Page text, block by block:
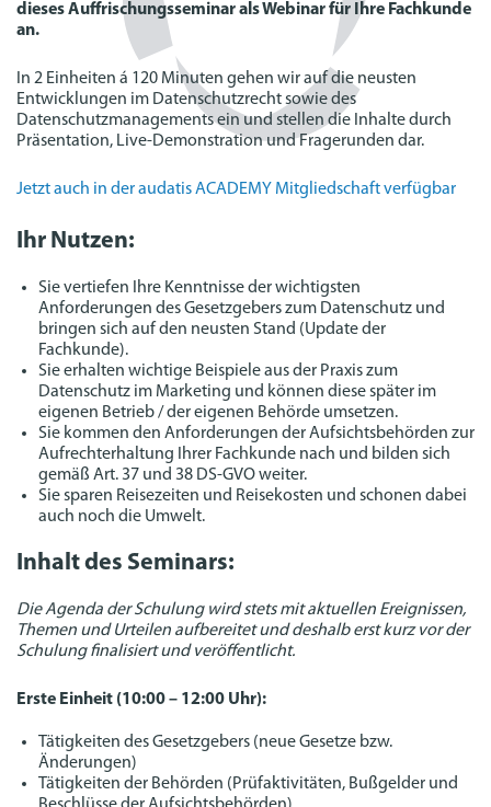
dieses Auffrischungsseminar als Webinar für Ihre Fachkunde
an.
In 2 Einheiten á 120 Minuten gehen wir auf die neusten
Entwicklungen im Datenschutzrecht sowie des
Datenschutzmanagements ein und stellen die Inhalte durch
Präsentation, Live-Demonstration und Fragerunden dar.
Jetzt auch in der audatis ACADEMY Mitgliedschaft verfügbar
Ihr Nutzen:
Sie vertiefen Ihre Kenntnisse der wichtigsten
Anforderungen des Gesetzgebers zum Datenschutz und
bringen sich auf den neusten Stand (Update der
Fachkunde).
Sie erhalten wichtige Beispiele aus der Praxis zum
Datenschutz im Marketing und können diese später im
eigenen Betrieb / der eigenen Behörde umsetzen.
Sie kommen den Anforderungen der Aufsichtsbehörden zur
Aufrechterhaltung Ihrer Fachkunde nach und bilden sich
gemäß Art. 37 und 38 DS-GVO weiter.
Sie sparen Reisezeiten und Reisekosten und schonen dabei
auch noch die Umwelt.
Inhalt des Seminars:
Die Agenda der Schulung wird stets mit aktuellen Ereignissen,
Themen und Urteilen aufbereitet und deshalb erst kurz vor der
Schulung finalisiert und veröffentlicht.
Erste Einheit (10:00 – 12:00 Uhr):
Tätigkeiten des Gesetzgebers (neue Gesetze bzw.
Änderungen)
Tätigkeiten der Behörden (Prüfaktivitäten, Bußgelder und